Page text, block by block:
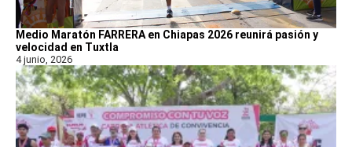
Medio Maratón FARRERA en Chiapas 2026 reunirá pasión y
velocidad en Tuxtla
4 junio, 2026